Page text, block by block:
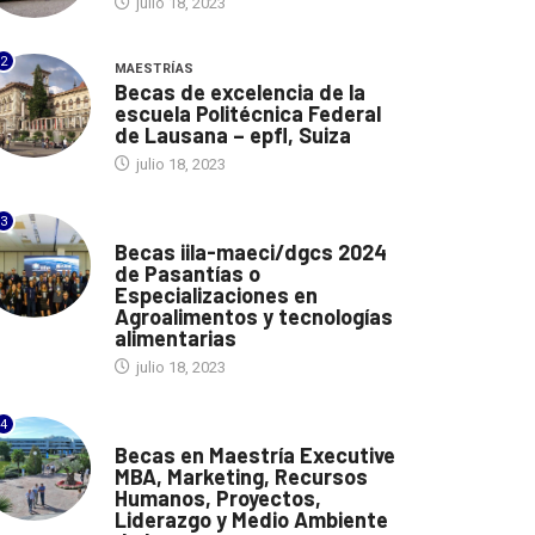
2 MAESTRÍAS
Becas de excelencia de la
escuela Politécnica Federal
de Lausana – epfl, Suiza
julio 18, 2023
3
Becas iila-maeci/dgcs 2024
de Pasantías o
Especializaciones en
Agroalimentos y tecnologías
alimentarias
julio 18, 2023
4
Becas en Maestría Executive
MBA, Marketing, Recursos
Humanos, Proyectos,
Liderazgo y Medio Ambiente